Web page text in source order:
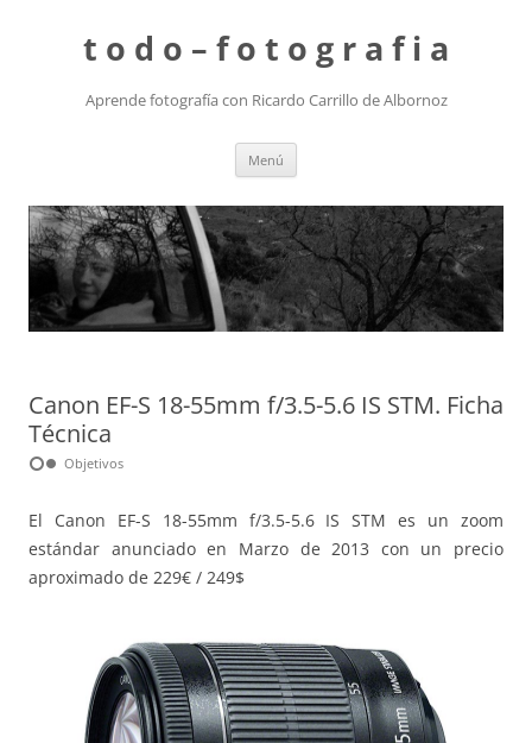
t o d o – f o t o g r a f i a
Aprende fotografía con Ricardo Carrillo de Albornoz
Menú
Canon EF-S 18-55mm f/3.5-5.6 IS STM. Ficha
Técnica
hdr_weak Objetivos
El Canon EF-S 18-55mm f/3.5-5.6 IS STM es un zoom
estándar anunciado en Marzo de 2013 con un precio
aproximado de 229€ / 249$